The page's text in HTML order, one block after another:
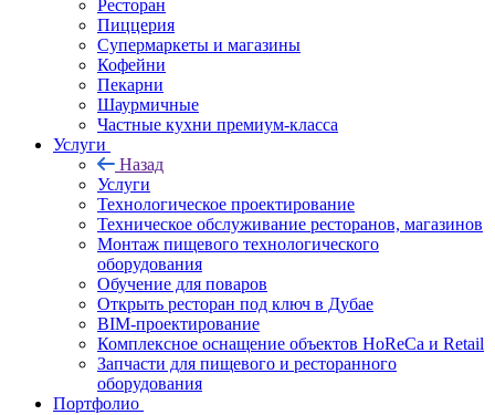
Ресторан
Пиццерия
Супермаркеты и магазины
Кофейни
Пекарни
Шаурмичные
Частные кухни премиум-класса
Услуги
Назад
Услуги
Технологическое проектирование
Техническое обслуживание ресторанов, магазинов
Монтаж пищевого технологического
оборудования
Обучение для поваров
Открыть ресторан под ключ в Дубае
BIM-проектирование
Комплексное оснащение объектов HoReCa и Retail
Запчасти для пищевого и ресторанного
оборудования
Портфолио